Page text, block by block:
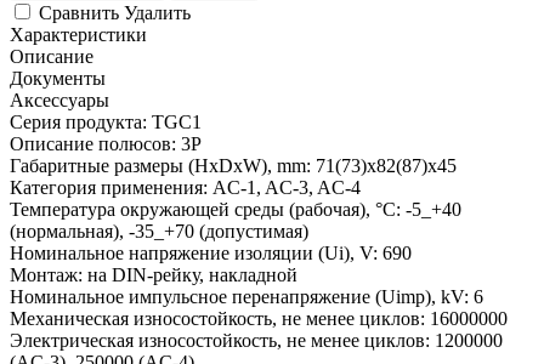
Сравнить Удалить
Характеристики
Описание
Документы
Аксессуары
Серия продукта: TGC1
Описание полюсов: 3P
Габаритные размеры (HxDxW), mm: 71(73)x82(87)x45
Категория применения: AC-1, AC-3, AC-4
Температура окружающей среды (рабочая), °С: -5_+40
(нормальная), -35_+70 (допустимая)
Номинальное напряжение изоляции (Ui), V: 690
Монтаж: на DIN-рейку, накладной
Номинальное импульсное перенапряжение (Uimp), kV: 6
Механическая износостойкость, не менее циклов: 16000000
Электрическая износостойкость, не менее циклов: 1200000